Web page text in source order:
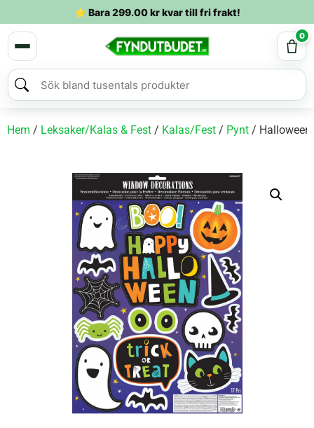
⭐ Bara299.00krkvar till fri frakt!
0
Hem / Leksaker/Kalas & Fest / Kalas/Fest / Pynt /